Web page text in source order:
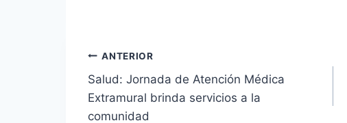
ANTERIOR
Salud: Jornada de Atención Médica
Extramural brinda servicios a la
comunidad